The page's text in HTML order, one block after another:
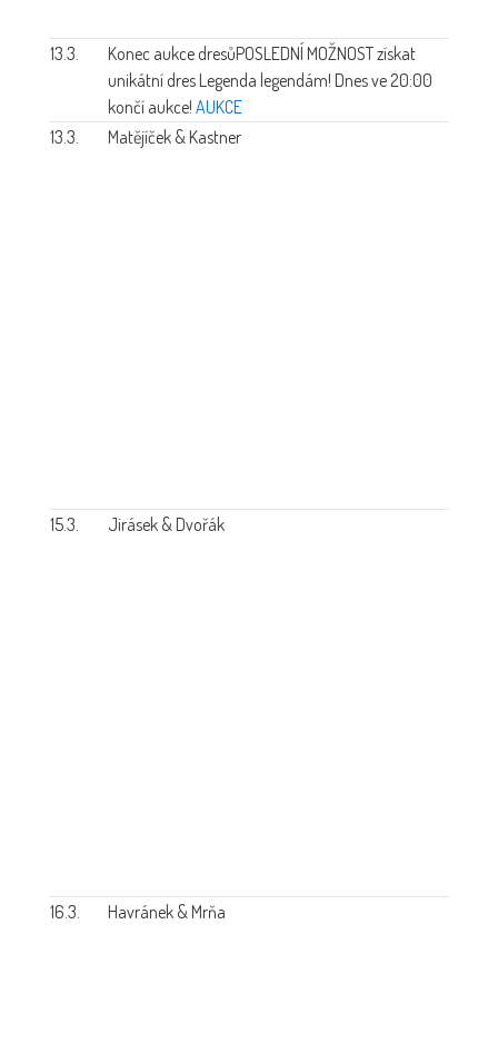
13.3. Konec aukce dresůPOSLEDNÍ MOŽNOST získat
unikátní dres Legenda legendám! Dnes ve 20:00
končí aukce! AUKCE
13.3.
Matějíček & Kastner
15.3. Jirásek & Dvořák
16.3. Havránek & Mrňa